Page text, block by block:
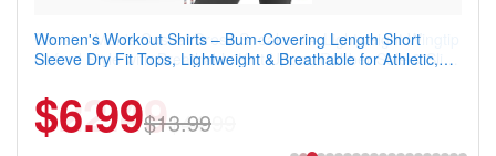
Women's Workout Shirts – Bum-Covering Length Short
Sleeve Dry Fit Tops, Lightweight & Breathable for Athletic,
$6.99$13.99
Coostar Men's Casual Dress Sneakers – Lightweight Wingtip
Oxford Style with Breathable Knit Upper, Rubber Sole & Slip-
$22.49$44.99